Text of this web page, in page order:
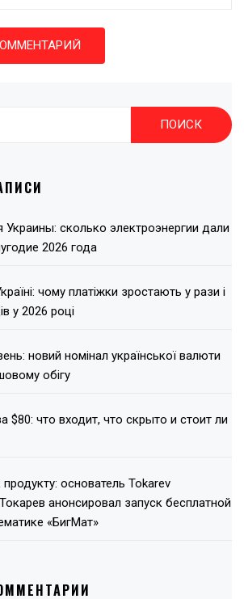
Украины: сколько электроэнергии дали
2026 года
чому платіжки зростають у рази і
у 2026 році
новий номінал української валюти
обігу
$80: что входит, что скрыто и стоит ли
основатель Tokarev
анонсировал запуск бесплатной
«БигМат»